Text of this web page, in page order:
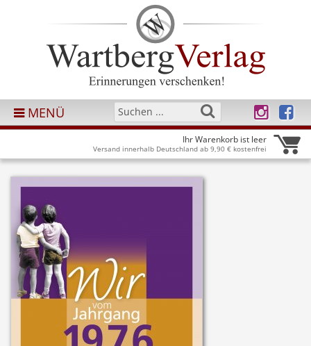
MENÜ
Ihr Warenkorb ist leer
Versand innerhalb Deutschland ab 9,90 € kostenfrei